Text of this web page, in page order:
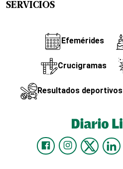
SERVICIOS
Efemérides
Crucigramas
Resultados deportivos